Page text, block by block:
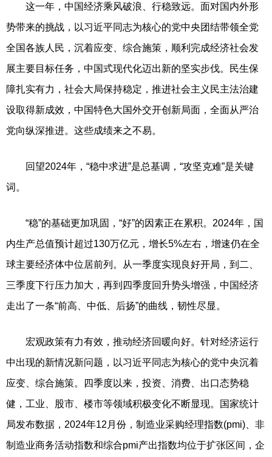
这一年，中国经济乘风破浪、行稳致远。面对国内外形
势带来的挑战，以习近平同志为核心的党中央团结带领全党
全国各族人民，沉着应变、综合施策，顺利完成经济社会发
展主要目标任务，中国式现代化迈出新的坚实步伐。民生保
障扎实有力，社会大局保持稳定，推进社会主义民主法治建
设取得新成效，中国特色大国外交开创新局面，全面从严治
党向纵深推进。这些成绩来之不易。
回望2024年，“稳中求进”是总基调，“攻坚克难”是关键
词。
“稳”的基础更加巩固，“好”的因素正在累积。2024年，国
内生产总值预计超过130万亿元，增长5%左右，增速仍在全
球主要经济体中位居前列。从一季度实现良好开局，到二、
三季度下行压力加大，再到四季度回升势头增强，中国经济
走出了一条“前高、中低、后扬”的曲线，韧性尽显。
宏观政策有力有效，推动经济回暖向好。针对经济运行
中出现的新情况新问题，以习近平同志为核心的党中央沉着
应变、综合施策。四季度以来，投资、消费、出口态势稳
健，工业、股市、楼市等领域积极变化不断显现。国家统计
局发布数据，2024年12月份，制造业采购经理指数(pmi)、非
制造业商务活动指数和综合pmi产出指数均位于扩张区间，企